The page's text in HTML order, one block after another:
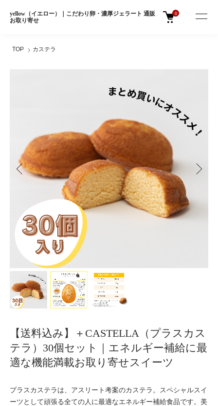
yellow（イエロー）｜こだわり卵・濃厚ジェラート 通販
お取り寄せ
0
TOP カステラ
【送料込み】＋CASTELLA（プラスカス
テラ）30個セット｜エネルギー補給に最
適な機能満載お取り寄せスイーツ
プラスカステラは、アスリート考案のカステラ。スペシャルスイ
ーツとして頑張る全ての人に最適なエネルギー補給食品です。美